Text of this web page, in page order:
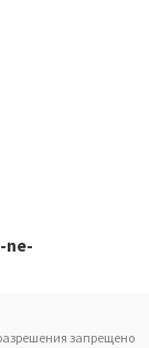
ne-
запрещено